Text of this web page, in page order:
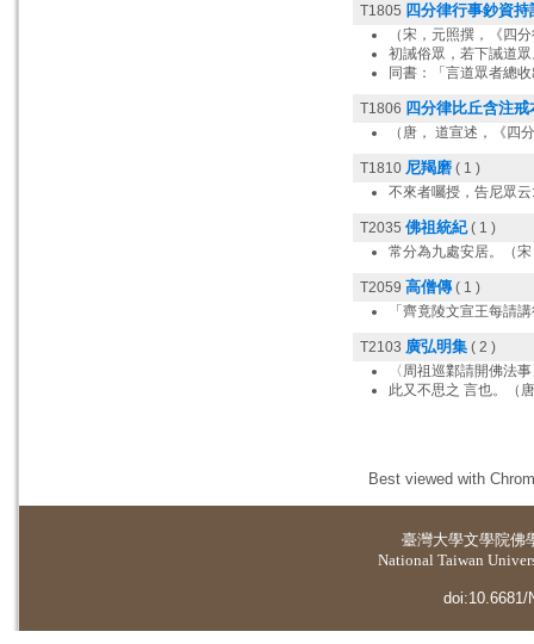
T1805 四分律行事鈔資持
（宋，元照撰，《四
初誡俗眾，若下誡道
同書：「言道眾者總
T1806 四分律比丘含注戒
（唐， 道宣述，《四
T1810 尼羯磨 ( 1 )
不來者囑授，告尼眾
T2035 佛祖統紀( 1 )
常分為九處安居。（
T2059 高僧傳 ( 1 )
「齊竟陵文宣王每請
T2103 廣弘明集 ( 2 )
〈周祖巡鄴請開佛法
此又不思之 言也。（
Best viewed with
臺灣大學文學院佛
National Taiwan
doi:10.6681/